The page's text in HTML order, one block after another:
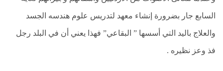
من
نحن
السيرة
السابع جار بضرورة إنشاء معهد لتدريس علوم هندسه الجسد
والعلاج باليد التي أسسها ” البقاعي” فهذا يعني أن في البلد رجل
فذ وعز نظيره .